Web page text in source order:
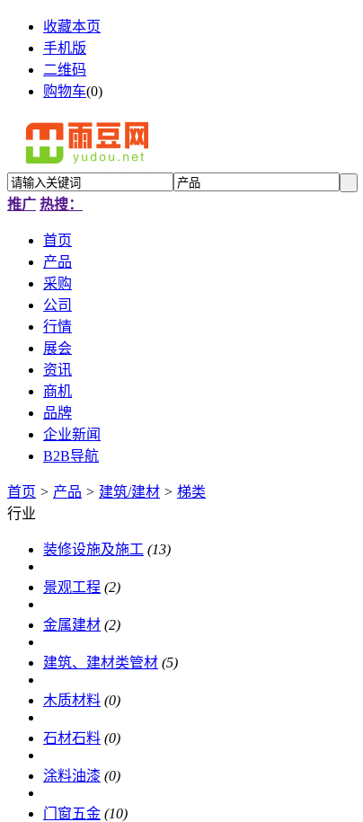
收藏本页
手机版
二维码
购物车(0)
推广 热搜：
首页
产品
采购
公司
行情
展会
资讯
商机
品牌
企业新闻
B2B导航
首页 > 产品 > 建筑/建材 > 梯类
行业
装修设施及施工 (13)
景观工程 (2)
金属建材 (2)
建筑、建材类管材 (5)
木质材料 (0)
石材石料 (0)
涂料油漆 (0)
门窗五金 (10)